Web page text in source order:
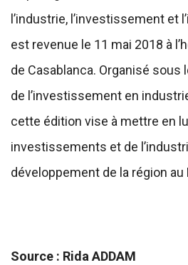
l’industrie, l’investissement et
est revenue le 11 mai 2018 à
de Casablanca. Organisé sous
de l’investissement en
cette édition vise à mettre en
investissements et de
développement de la région au
Source : Rida ADDAM